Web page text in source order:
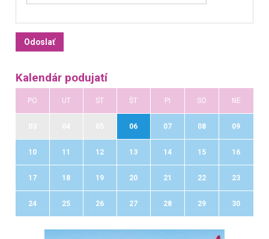
Kalendár podujatí
PO UT ST ŠT PI SO NE
06 07 08 09
10 11 12 13 14 15 16
17 18 19 20 21 22 23
24 25 26 27 28 29 30